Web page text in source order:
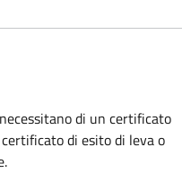
di un certificato
di esito di leva o